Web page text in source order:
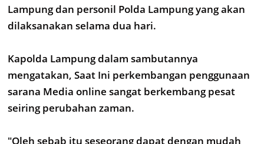
Lampung dan personil Polda Lampung yang akan
dilaksanakan selama dua hari.
Kapolda Lampung dalam sambutannya
mengatakan, Saat Ini perkembangan penggunaan
sarana Media online sangat berkembang pesat
seiring perubahan zaman.
"Oleh sebab itu seseorang dapat dengan mudah